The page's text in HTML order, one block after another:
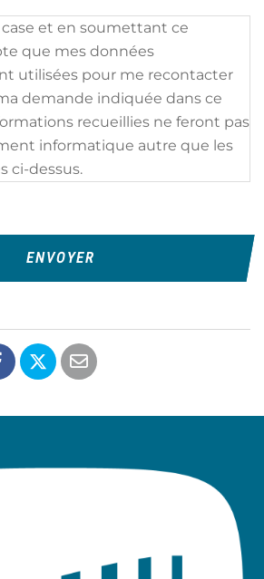
et en soumettant ce
que mes données
utilisées pour me recontacter
demande indiquée dans ce
recueillies ne feront pas
informatique autre que les
ci-dessus.